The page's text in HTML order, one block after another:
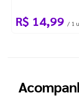
R$ 14,99 / 1